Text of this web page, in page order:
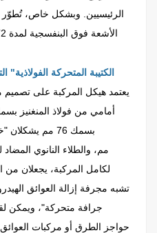
الرئيسيين. وبشكل خاص،
"الكتيبة المتحركة
يعتمد هيكل المركبة على
بسمك 76 مم
لكامل المركبة، يجعلان
تشبه مجرفة إزالة العوائق
حواجز الطرق أو مركبات العوائق